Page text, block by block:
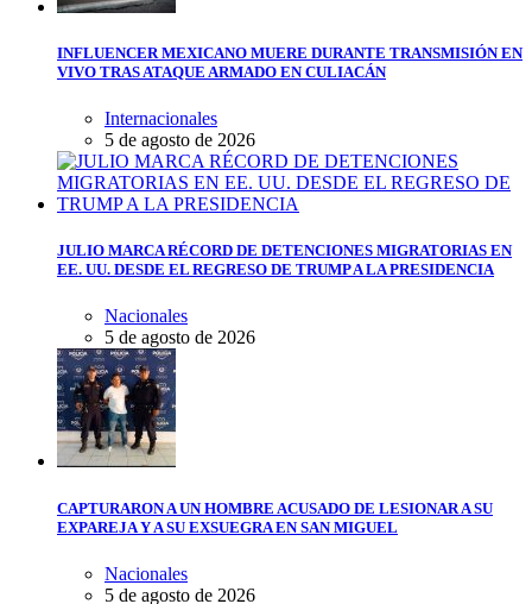
INFLUENCER MEXICANO MUERE DURANTE TRANSMISIÓN EN
VIVO TRAS ATAQUE ARMADO EN CULIACÁN
Internacionales
5 de agosto de 2026
JULIO MARCA RÉCORD DE DETENCIONES MIGRATORIAS EN
EE. UU. DESDE EL REGRESO DE TRUMP A LA PRESIDENCIA
Nacionales
5 de agosto de 2026
CAPTURARON A UN HOMBRE ACUSADO DE LESIONAR A SU
EXPAREJA Y A SU EXSUEGRA EN SAN MIGUEL
Nacionales
5 de agosto de 2026